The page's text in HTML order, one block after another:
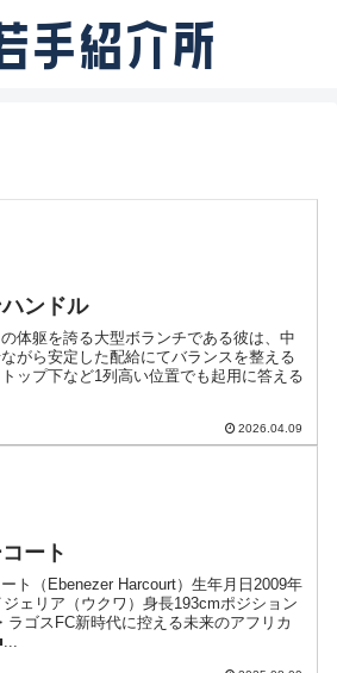
ンドル
体躯を誇る大型ボランチである彼は、中
がら安定した配給にてバランスを整える
ップ下など1列高い位置でも起用に答える
2026.04.09
ート
ト（Ebenezer Harcourt）生年月日2009年
ェリア（ウクワ）身長193cmポジション
ラゴスFC新時代に控える未来のアフリカ